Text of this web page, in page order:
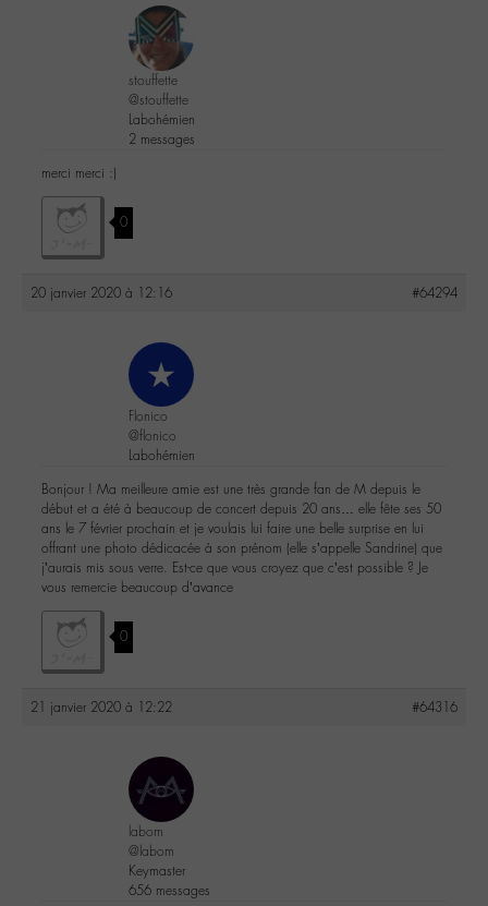
stouffette
@stouffette
Labohémien
2 messages
merci merci :)
0
20 janvier 2020 à 12:16 #64294
Flonico
@flonico
Labohémien
Bonjour ! Ma meilleure amie est une très grande fan de M depuis le
début et a été à beaucoup de concert depuis 20 ans… elle fête ses 50
ans le 7 février prochain et je voulais lui faire une belle surprise en lui
offrant une photo dédicacée à son prénom (elle s’appelle Sandrine) que
j’aurais mis sous verre. Est-ce que vous croyez que c’est possible ? Je
vous remercie beaucoup d’avance
0
21 janvier 2020 à 12:22 #64316
labom
@labom
Keymaster
656 messages